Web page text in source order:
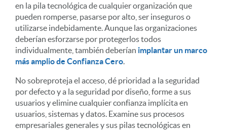
en la pila tecnológica de cualquier organización que
pueden romperse, pasarse por alto, ser inseguros o
utilizarse indebidamente. Aunque las organizaciones
deberían esforzarse por protegerlos todos
individualmente, también deberían implantar un marco
más amplio de Confianza Cero
No sobreproteja el acceso, dé prioridad a la seguridad
por defecto y a la seguridad por diseño, forme a sus
usuarios y elimine cualquier confianza implícita en
usuarios, sistemas y datos. Examine sus procesos
empresariales generales y sus pilas tecnológicas en